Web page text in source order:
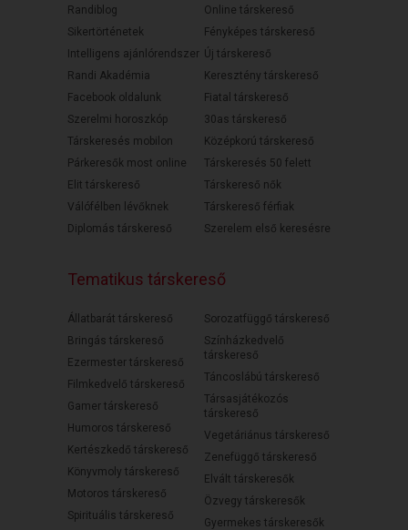
Randiblog
Sikertörténetek
Intelligens ajánlórendszer
Randi Akadémia
Facebook oldalunk
Szerelmi horoszkóp
Társkeresés mobilon
Párkeresők most online
Elit társkereső
Válófélben lévőknek
Diplomás társkereső
Online társkereső
Fényképes társkereső
Új társkereső
Keresztény társkereső
Fiatal társkereső
30as társkereső
Középkorú társkereső
Társkeresés 50 felett
Társkereső nők
Társkereső férfiak
Szerelem első keresésre
Tematikus társkereső
Állatbarát társkereső
Bringás társkereső
Ezermester társkereső
Filmkedvelő társkereső
Gamer társkereső
Humoros társkereső
Kertészkedő társkereső
Könyvmoly társkereső
Motoros társkereső
Spirituális társkereső
Sorozatfüggő társkereső
Színházkedvelő
társkereső
Táncoslábú társkereső
Társasjátékozós
társkereső
Vegetáriánus társkereső
Zenefüggő társkereső
Elvált társkeresők
Özvegy társkeresők
Gyermekes társkeresők